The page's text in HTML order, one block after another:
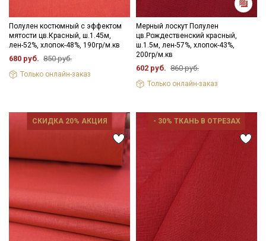
Полулен костюмный с эффектом
мятости цв.Красный, ш.1.45м,
лен-52%, хлопок-48%, 190гр/м.кв
680 руб. 850 руб.
Только онлайн-заказ
Мерный лоскут Полулен
цв.Рождественский красный,
ш.1.5м, лен-57%, хлопок-43%,
200гр/м.кв
602 руб. 860 руб.
Только онлайн-заказ
СКИДКА 20% АКЦИЯ - 30% ТКАНЬ В ОТРЕЗАХ